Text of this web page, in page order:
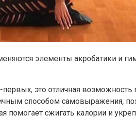
элементы акробатики и
это отличная
способом
помогает сжигать калории и